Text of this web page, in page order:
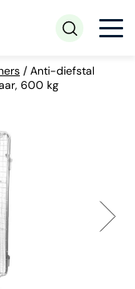
/ Anti-diefstal
600 kg